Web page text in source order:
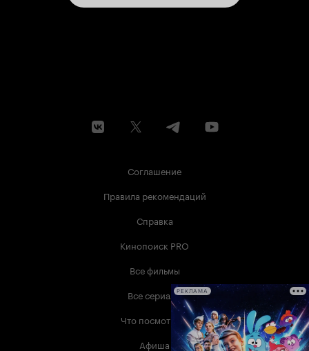
Соглашение
Правила рекомендаций
Справка
Кинопоиск PRO
Все фильмы
Все сериалы
Что посмотреть
Афиша
РЕКЛАМА